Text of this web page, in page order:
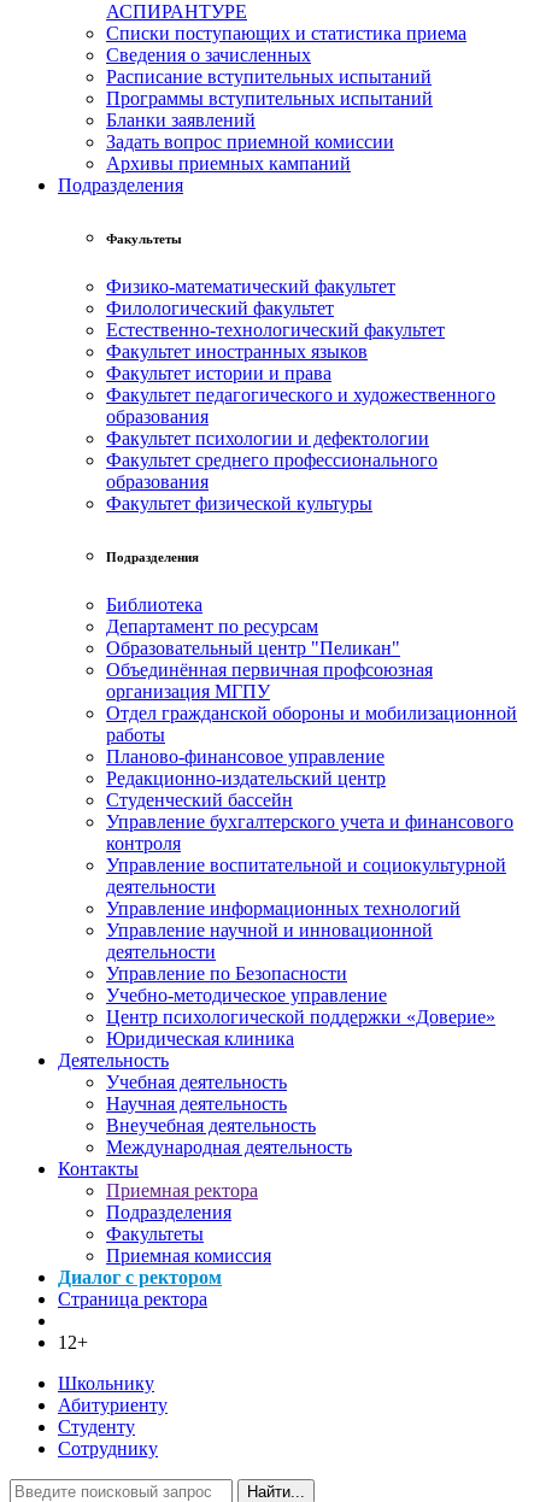
АСПИРАНТУРЕ
Списки поступающих и статистика приема
Сведения о зачисленных
Расписание вступительных испытаний
Программы вступительных испытаний
Бланки заявлений
Задать вопрос приемной комиссии
Архивы приемных кампаний
Подразделения
Факультеты
Физико-математический факультет
Филологический факультет
Естественно-технологический факультет
Факультет иностранных языков
Факультет истории и права
Факультет педагогического и художественного
образования
Факультет психологии и дефектологии
Факультет среднего профессионального
образования
Факультет физической культуры
Подразделения
Библиотека
Департамент по ресурсам
Образовательный центр "Пеликан"
Объединённая первичная профсоюзная
организация МГПУ
Отдел гражданской обороны и мобилизационной
работы
Планово-финансовое управление
Редакционно-издательский центр
Студенческий бассейн
Управление бухгалтерского учета и финансового
контроля
Управление воспитательной и социокультурной
деятельности
Управление информационных технологий
Управление научной и инновационной
деятельности
Управление по Безопасности
Учебно-методическое управление
Центр психологической поддержки «Доверие»
Юридическая клиника
Деятельность
Учебная деятельность
Научная деятельность
Внеучебная деятельность
Международная деятельность
Контакты
Приемная ректора
Подразделения
Факультеты
Приемная комиссия
Диалог с ректором
Страница ректора
12+
Школьнику
Абитуриенту
Студенту
Сотруднику
Найти...